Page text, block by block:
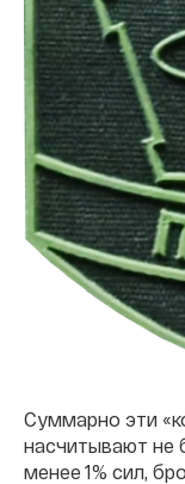
Суммарно эти
насчитывают не
менее 1% сил,